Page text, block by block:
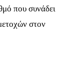
που συνάδει
στον